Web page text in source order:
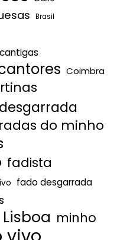
Brasil
cantigas
Coimbra
desgarrada
do minho
fadista
fado desgarrada
Lisboa minho